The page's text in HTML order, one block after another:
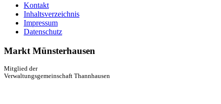
Kontakt
Inhaltsverzeichnis
Impressum
Datenschutz
Markt Münsterhausen
Mitglied der
Verwaltungsgemeinschaft Thannhausen